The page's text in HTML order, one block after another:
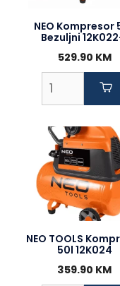
NEO Kompresor
Bezuljni
529.90 KM
NEO TOOLS
50l 12K024
359.90 KM